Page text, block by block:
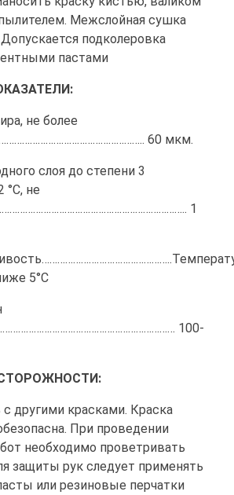
Межслойная сушка
подколеровка
пастами
не более
60 мкм.
слоя до степени 3
°С, не
1
5°С
100-
другими красками. Краска
При проведении
необходимо проветривать
защиты рук следует применять
или резиновые перчатки